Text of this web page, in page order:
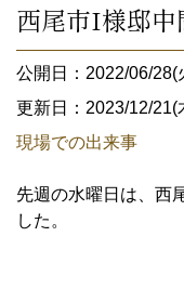
西尾市I様邸中
公開日：2022/06/28(
更新日：2023/12/21(
現場での出来事
先週の水曜日は、西
した。